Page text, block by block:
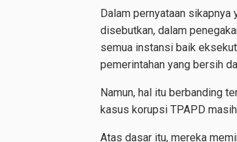
Dalam pernyataan sikapnya
disebutkan, dalam
semua instansi baik
pemerintahan yang bersih
Namun, hal itu berbanding
kasus korupsi TPAPD
Atas dasar itu, mereka